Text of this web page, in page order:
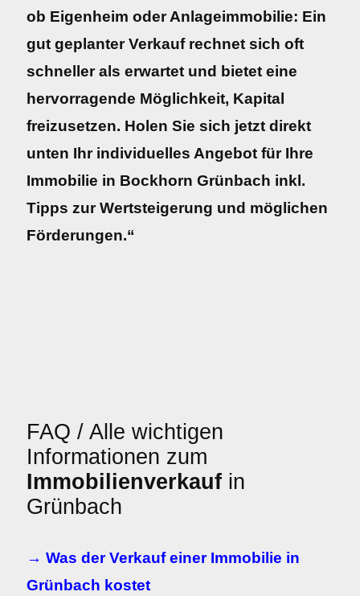
ob Eigenheim oder Anlageimmobilie: Ein
gut geplanter Verkauf rechnet sich oft
schneller als erwartet und bietet eine
hervorragende Möglichkeit, Kapital
freizusetzen. Holen Sie sich jetzt direkt
unten Ihr individuelles Angebot für Ihre
Immobilie in Bockhorn Grünbach inkl.
Tipps zur Wertsteigerung und möglichen
Förderungen.“
FAQ / Alle wichtigen
Informationen zum
Immobilienverkauf in
Grünbach
→ Was der Verkauf einer Immobilie in
Grünbach kostet